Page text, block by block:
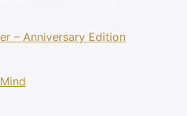
– Anniversary Edition